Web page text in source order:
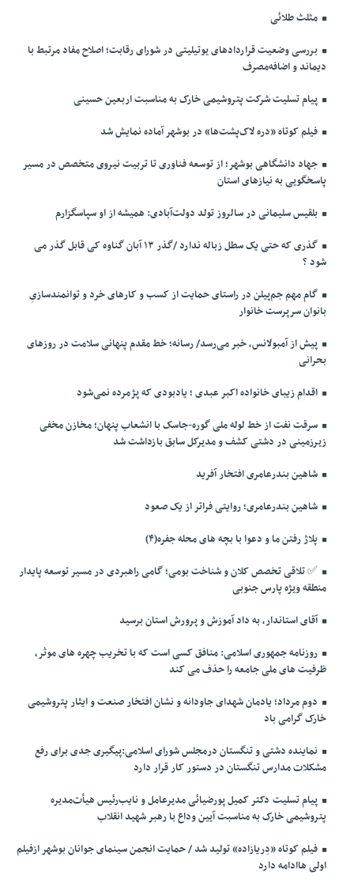
مثلث طلائی
بررسی وضعیت قراردادهای یوتیلیتی در شورای رقابت؛ اصلاح مفاد مرتبط با
دیماند و اضافه‌مصرف
پیام تسلیت شرکت پتروشیمی خارک به مناسبت اربعین حسینی
فیلم کوتاه «دره لاک‌پشت‌ها» در بوشهر آماده نمایش شد
جهاد دانشگاهی بوشهر؛ از توسعه فناوری تا تربیت نیروی متخصص در مسیر
پاسخگویی به نیازهای استان
بلقیس سلیمانی در سالروز تولد دولت‌آبادی: همیشه از او سپاسگزارم
گذری که حتی یک سطل زباله ندارد /گذر ۱۳ آبان گناوه کی قابل گذر می
شود ؟
گام مهم جم‌پیلن در راستای حمایت از کسب و کارهای خرد و توانمندسازیِ
بانوان سرپرست خانوار
پیش از آمبولانس، خبر می‌رسد/ رسانه؛ خط مقدم پنهانی سلامت در روزهای
بحرانی
اقدام زیبای خانواده اکبر عبدی ؛ یادبودی که پژمرده نمی‌شود
سرقت نفت از خط لوله ملی گوره-جاسک با انشعاب پنهان؛ مخازن مخفی
زیرزمینی در دشتی کشف و مدیرکل سابق بازداشت شد
شاهین بندرعامری افتخار آفرید
شاهین بندرعامری؛ روایتی فراتر از یک صعود
پلاژ رفتن ما و دعوا با بچه های محله جفره(۴)
✅️ تلاقی تخصص کلان و شناخت بومی؛ گامی راهبردی در مسیر توسعه پایدار
منطقه ویژه پارس جنوبی
آقای استاندار، به داد آموزش و پرورش استان برسید
روزنامه جمهوری اسلامی: منافق کسی است که با تخریب چهره های موثر،
ظرفیت های ملی جامعه را حذف می کند
دوم مرداد؛ یادمان شهدای جاودانه و نشان افتخار صنعت و ایثار پتروشیمی
خارک گرامی باد
نماینده دشتی و تنگستان درمجلس شورای اسلامی:پیگیری جدی برای رفع
مشکلات مدارس تنگستان در دستور کار قرار دارد
پیام تسلیت دکتر کمیل پورضیائی مدیرعامل و نایب‌رئیس هیأت‌مدیره
پتروشیمی خارک به مناسبت آیین وداع با رهبر شهید انقلاب
فیلم کوتاه «دِریازاده» تولید شد / حمایت انجمن سینمای جوانان بوشهر ازفیلم
اولی هاادامه دارد